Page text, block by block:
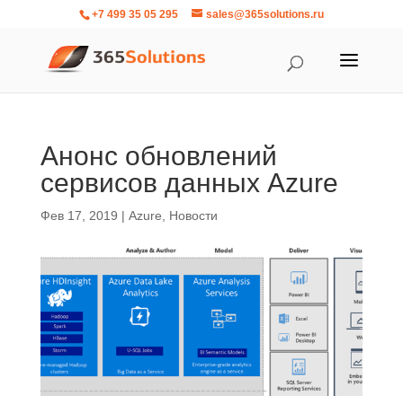
+7 499 35 05 295 sales@365solutions.ru
Анонс обновлений
сервисов данных Azure
Фев 17, 2019 | Azure Новости